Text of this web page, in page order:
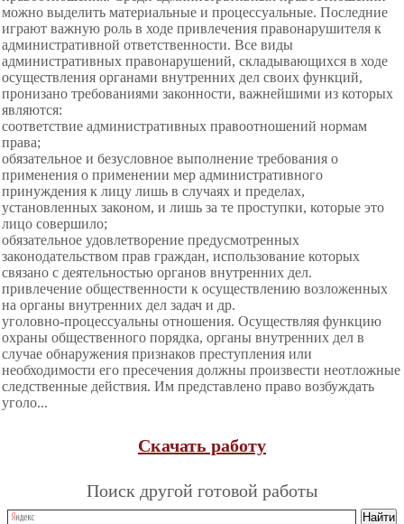
можно выделить материальные и процессуальные. Последние
играют важную роль в ходе привлечения правонарушителя к
административной ответственности. Все виды
административных правонарушений, складывающихся в ходе
осуществления органами внутренних дел своих функций,
пронизано требованиями законности, важнейшими из которых
являются:
соответствие административных правоотношений нормам
права;
обязательное и безусловное выполнение требования о
применения о применении мер административного
принуждения к лицу лишь в случаях и пределах,
установленных законом, и лишь за те проступки, которые это
лицо совершило;
обязательное удовлетворение предусмотренных
законодательством прав граждан, использование которых
связано с деятельностью органов внутренних дел.
привлечение общественности к осуществлению возложенных
на органы внутренних дел задач и др.
уголовно-процессуальны отношения. Осуществляя функцию
охраны общественного порядка, органы внутренних дел в
случае обнаружения признаков преступления или
необходимости его пресечения должны произвести неотложные
следственные действия. Им представлено право возбуждать
уголо...
Скачать работу
Поиск другой готовой работы